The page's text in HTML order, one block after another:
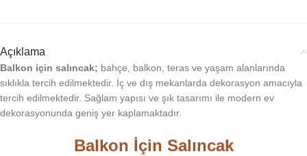
Açıklama
Balkon için salıncak; bahçe, balkon, teras ve yaşam alanlarında
sıklıkla tercih edilmektedir. İç ve dış mekanlarda dekorasyon amacıyla
tercih edilmektedir. Sağlam yapısı ve şık tasarımı ile modern ev
dekorasyonunda geniş yer kaplamaktadır.
Balkon İçin Salıncak